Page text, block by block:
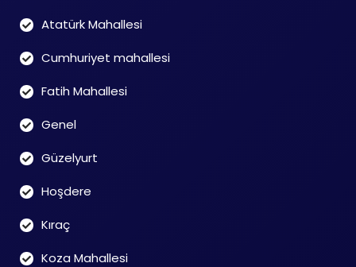
Atatürk Mahallesi
Cumhuriyet mahallesi
Fatih Mahallesi
Genel
Güzelyurt
Hoşdere
Kıraç
Koza Mahallesi